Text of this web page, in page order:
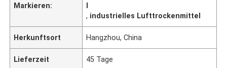
Markieren:
l
, industrielles Lufttrockenmittel
Herkunftsort Hangzhou, China
Lieferzeit 45 Tage